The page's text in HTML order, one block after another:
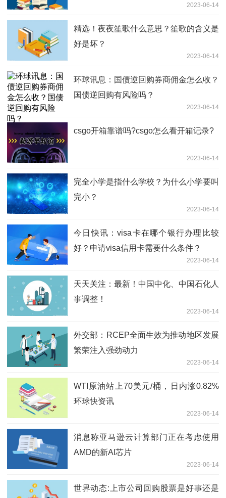
2023-06-14
精选！夜夜笙歌什么意思？笙歌的含义是
好是坏？
2023-06-14
环球讯息：国债逆回购券商佣金怎么收？
国债逆回购有风险吗？
2023-06-14
csgo开箱靠谱吗?csgo怎么看开箱记录?
2023-06-14
完全小学是指什么学校？为什么小学要叫
完小？
2023-06-14
今日快讯：visa卡在哪个银行办理比较
好？申请visa信用卡需要什么条件？
2023-06-14
天天关注：最新！中国中化、中国石化人
事调整！
2023-06-14
外交部：RCEP全面生效为推动地区发展
繁荣注入强劲动力
2023-06-14
WTI原油站上70美元/桶，日内涨0.82%
环球快资讯
2023-06-14
消息称亚马逊云计算部门正在考虑使用
AMD的新AI芯片
2023-06-14
世界动态:上市公司回购股票是好事还是